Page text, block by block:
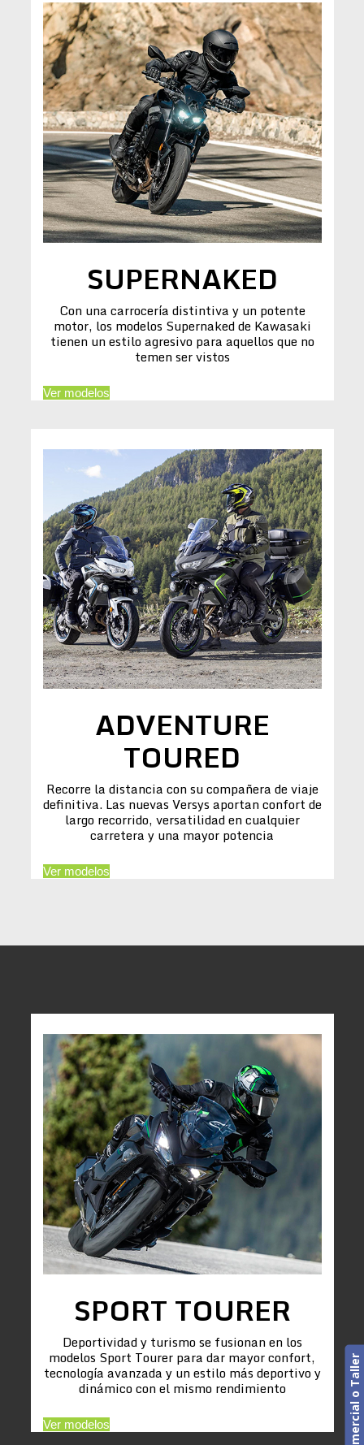
SUPERNAKED
Con una carrocería distintiva y un potente
motor, los modelos Supernaked de Kawasaki
tienen un estilo agresivo para aquellos que no
temen ser vistos
Ver modelos
ADVENTURE
TOURED
Recorre la distancia con su compañera de viaje
definitiva. Las nuevas Versys aportan confort de
largo recorrido, versatilidad en cualquier
carretera y una mayor potencia
Ver modelos
SPORT TOURER
Deportividad y turismo se fusionan en los
modelos Sport Tourer para dar mayor confort,
tecnología avanzada y un estilo más deportivo y
dinámico con el mismo rendimiento
Ver modelos